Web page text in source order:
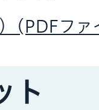
(PDFフ
ト